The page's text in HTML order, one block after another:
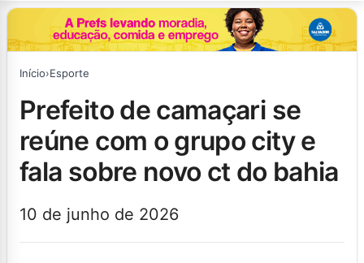
Início›Esporte
prefeito de camaçari se
reúne com o grupo city e
fala sobre novo ct do bahia
10 de junho de 2026